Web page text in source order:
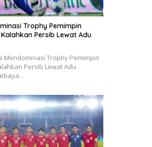
Trophy Pemimpin
Persib Lewat Adu
Trophy Pemimpin
Persib Lewat Adu